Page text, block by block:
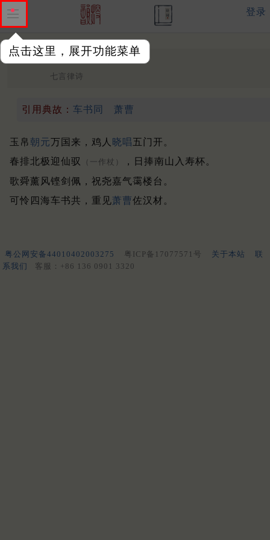
点击这里，展开功能菜单
登录
岁仗 唐末 · 罗邺
七言律诗
引用典故： 车书同 萧曹
玉帛朝元万国来，鸡人 晓唱五门开。
春排北极迎仙驭
（一作杖）
，日捧南山入寿杯。
歌舜薰风铿剑佩，祝尧嘉气霭楼台。
可怜四海车书共，重见萧曹佐汉材。
粤公网安备44010402003275 粤ICP备17077571号 关于本站
联
系我们
客服：+86 136 0901 3320